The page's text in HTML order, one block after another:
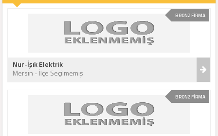
BRONZ FİRMA
Nur-İşık Elektrik
Mersin - İlçe Seçilmemiş
BRONZ FİRMA